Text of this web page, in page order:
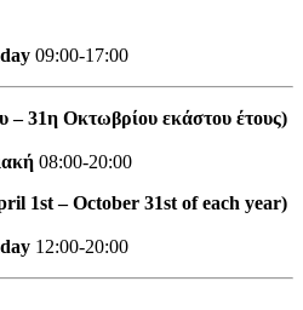
09:00-17:00
– 31η Οκτωβρίου εκάστου έτους)
08:00-20:00
1st – October 31st of each year)
12:00-20:00